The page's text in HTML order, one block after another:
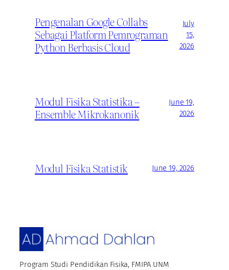
Pengenalan Google Collabs
Sebagai Platform Pemrograman
Python Berbasis Cloud
July
15,
2026
Modul Fisika Statistika –
Ensemble Mikrokanonik
June 19,
2026
Modul Fisika Statistik June 19, 2026
Program Studi Pendidikan Fisika, FMIPA UNM